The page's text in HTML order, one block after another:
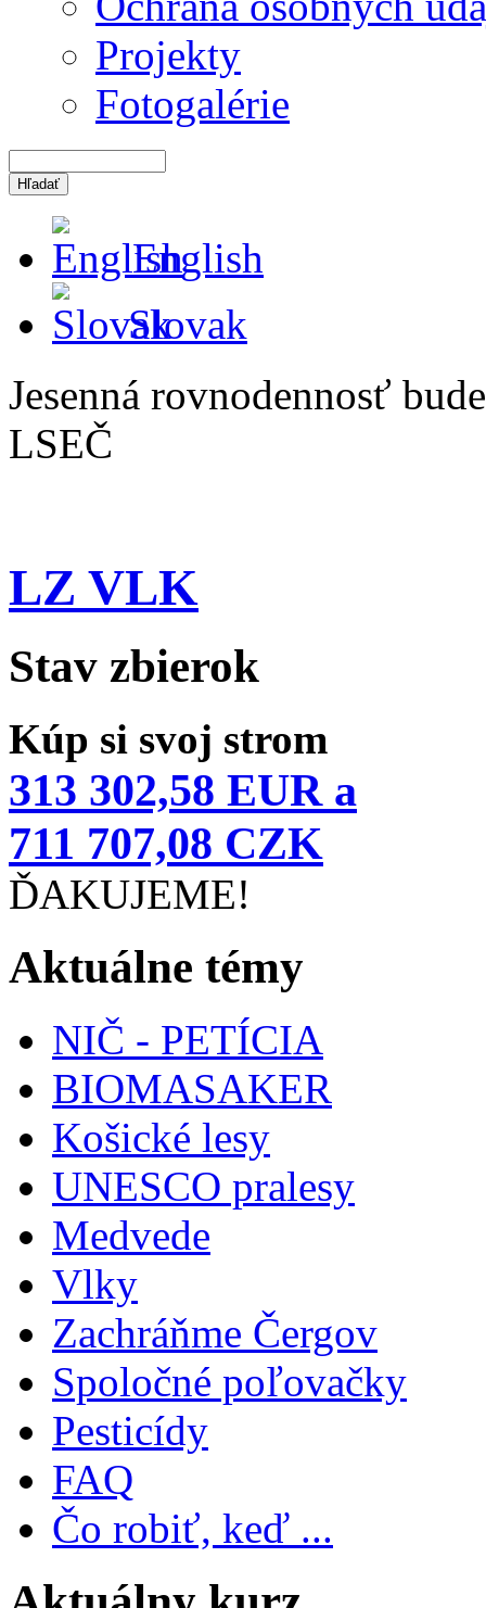
Projekty
Fotogalérie
English
Slovak
Jesenná rovnodennosť
LSEČ
LZ VLK
Stav zbierok
Kúp si svoj strom
313 302,58 EUR a
711 707,08 CZK
ĎAKUJEME!
Aktuálne témy
NIČ - PETÍCIA
BIOMASAKER
Košické lesy
UNESCO pralesy
Medvede
Vlky
Zachráňme Čergov
Spoločné poľovačky
Pesticídy
FAQ
Čo robiť, keď ...